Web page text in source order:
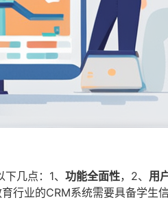
几点：1、 功能全面性，2、 用
行业的CRM系统需要具备学生